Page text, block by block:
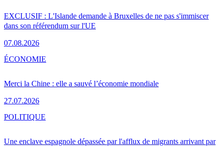
EXCLUSIF : L'Islande demande à Bruxelles de ne pas s'immiscer
dans son référendum sur l'UE
07.08.2026
Merci la Chine : elle a sauvé l’économie mondiale
27.07.2026
ÉCONOMIE
Une enclave espagnole dépassée par l'afflux de migrants arrivant par
POLITIQUE